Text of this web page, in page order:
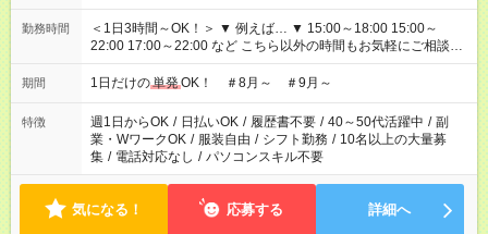
勤務時間
＜1日3時間～OK！＞ ▼ 例えば… ▼ 15:00～18:00 15:00～
22:00 17:00～22:00 など こちら以外の時間もお気軽にご相談く
ださい！
期間 1日だけの単発OK！ ＃8月～ ＃9月～
特徴 週1日からOK / 日払いOK / 履歴書不要 / 40～50代活躍中 / 副
業・WワークOK / 服装自由 / シフト勤務 / 10名以上の大量募
集 / 電話対応なし / パソコンスキル不要
気になる！ 応募する 詳細へ